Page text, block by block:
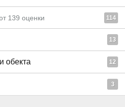
139 оценки 114
13
обекта 12
3